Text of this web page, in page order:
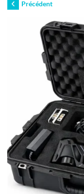
Précédent